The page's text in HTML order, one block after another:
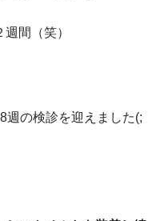
間（笑）
週の検診を迎えました(;